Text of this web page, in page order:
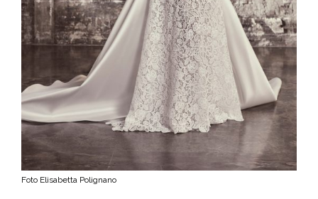
Foto Elisabetta Polignano